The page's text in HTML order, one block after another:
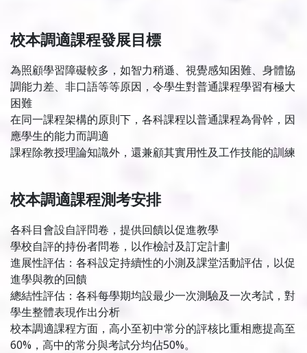
校本調適課程發展目標
為照顧學習障礙較多，如智力稍遜、視覺感知困難、身體協
調能力差、非口語等等原因，令學生對普通課程學習有極大
困難
在同一課程架構的原則下，各科課程以普通課程為骨幹，因
應學生的能力而調適
課程除教授理論知識外，還兼顧其實用性及工作技能的訓練
校本調適課程測考安排
各科目會設自評問卷，提供回饋以促進教學
學校自評的持份者問卷，以作檢討及訂定計劃
進展性評估：各科設定持續性的小測及課堂活動評估，以促
進學與教的回饋
總結性評估：各科每學期均設最少一次測驗及一次考試，對
學生整體表現作出分析
校本調適課程方面，高小至初中常分的評核比重相應提高至
60%，高中的常分與考試分均佔50%。